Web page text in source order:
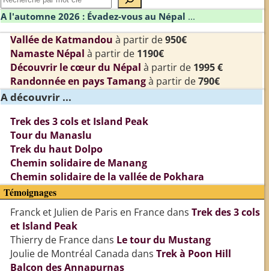
A l'automne 2026 : Évadez-vous au Népal ...
Vallée de Katmandou à partir de950€
Namaste Népal à partir de 1190€
Découvrir le cœur du Népal à partir de 1995 €
Randonnée en pays Tamangà partir de790€
A découvrir ...
Trek des 3 cols et Island Peak
Tour du Manaslu
Trek du haut Dolpo
Chemin solidaire de Manang
Chemin solidaire de la vallée de Pokhara
Témoignages
Franck et Julien de Paris en Francedans Trek des 3 cols
et Island Peak
Thierry de Francedans Le tour du Mustang
Joulie de Montréal Canada dans Trek à Poon Hill
Balcon des Annapurnas